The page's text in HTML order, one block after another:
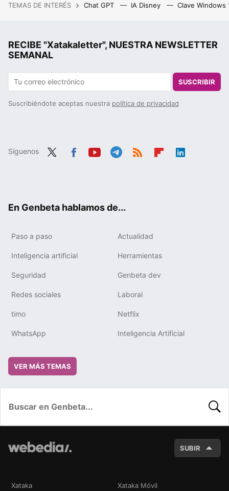
TEMAS DE INTERÉS Chat GPT IA Disney Clave Windows
RECIBE "Xatakaletter", NUESTRA NEWSLETTER
SEMANAL
SUSCRIBIR
Suscribiéndote aceptas nuestra política de privacidad
Síguenos
En Genbeta hablamos de...
Paso a paso Actualidad
Inteligencia artificial Herramientas
Seguridad Genbeta dev
Redes sociales Laboral
timo Netflix
WhatsApp Inteligencia Artificial
VER MÁS TEMAS
SUBIR
Xataka Xataka Móvil